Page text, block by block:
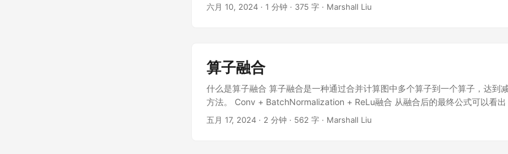
六月 10, 2024 · 1 分钟 · 375 字 · Marshall Liu
算子融合
什么是算子融合 算子融合是一种通过合并计算图中多个算子到一个算子，达到
方法。 Conv + BatchNormalization + ReLu融合 从融合后的最终公式可以看
的均值和方差（推理阶段BN的均值和方差是常量）更新Conv层的weights和
五月 17, 2024 · 2 分钟 · 562 字 · Marshall Liu